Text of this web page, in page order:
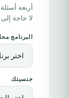
أربعة
لا حاجة إلى
البرنامج
جنسيتك